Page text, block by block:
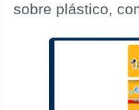
sobre plástico,